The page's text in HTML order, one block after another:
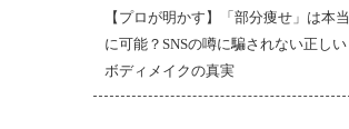
【プロが明かす】「部分痩せ」は本当
に可能？SNSの噂に騙されない正しい
ボディメイクの真実